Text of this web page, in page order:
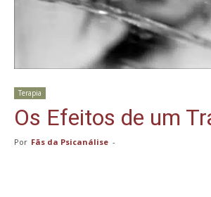
Terapia
Os Efeitos de um
Por Fãs da Psicanálise -